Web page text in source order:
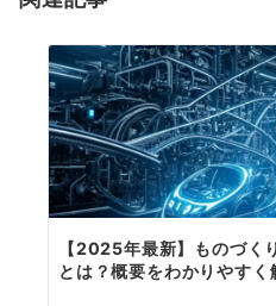
ン
【2025年最新】ものづく
とは？概要をわかりやすく